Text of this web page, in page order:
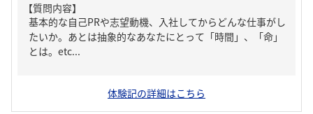
【質問内容】
基本的な自己PRや志望動機、入社してからどんな仕事がし
たいか。あとは抽象的なあなたにとって「時間」、「命」
とは。etc...
体験記の詳細はこちら